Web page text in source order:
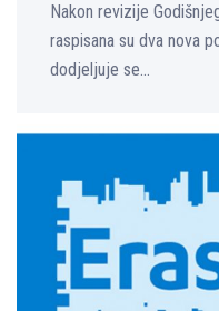
Nakon revizije
raspisana su dva nova
dodjeljuje se...